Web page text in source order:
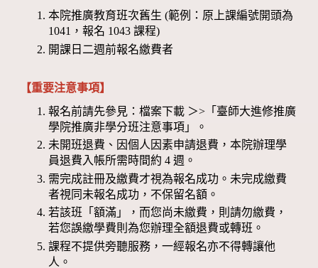
本院推廣教育班次舊生 (範例：原上課編號開頭為
1041，報名 1043 課程)
開課日二週前報名繳費者
【重要注意事項】
報名前請先參見：檔案下載 ＞>「臺師大進修推廣
學院推廣非學分班注意事項」。
未開班退費、因個人因素申請退費，本院辦理學
員退費入帳所需時間約 4 週。
需完成註冊及繳費才視為報名成功。未完成繳費
者視同未報名成功，不保留名額。
若該班「額滿」，而您尚未繳費，則請勿繳費，
若您誤繳學費則為您辦理全額退費或轉班。
課程不提供旁聽服務，一經報名亦不得轉讓他
人。